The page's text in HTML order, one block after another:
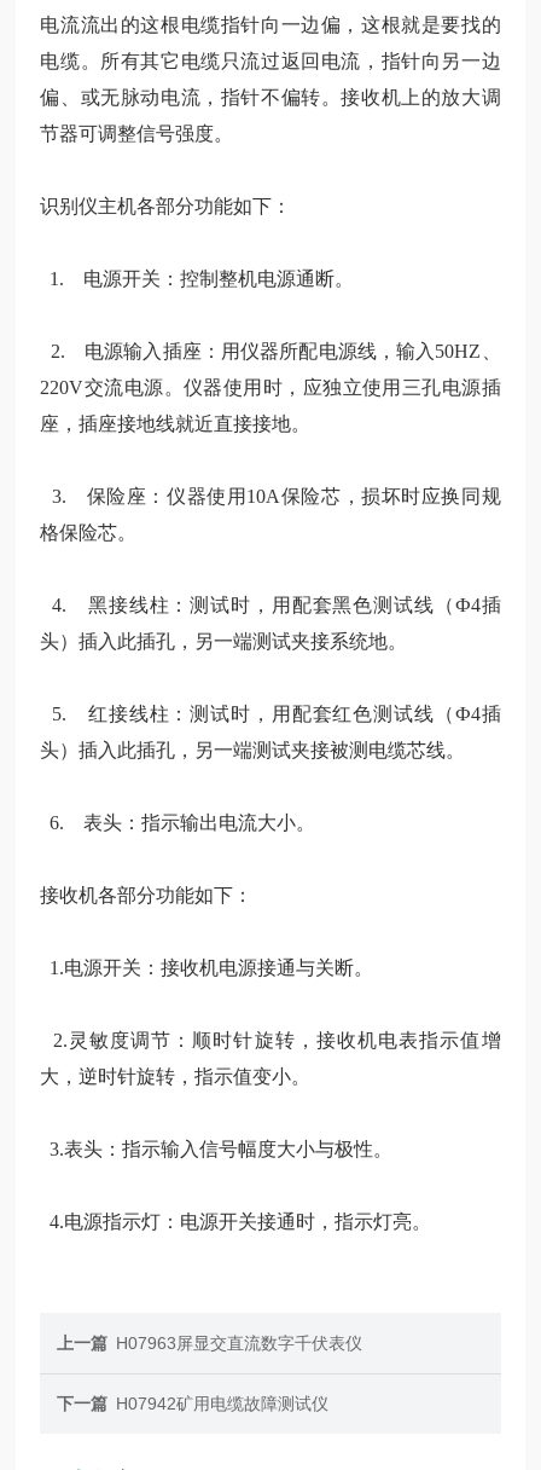
电流流出的这根电缆指针向一边偏，这根就是要找的
电缆。所有其它电缆只流过返回电流，指针向另一边
偏、或无脉动电流，指针不偏转。接收机上的放大调
节器可调整信号强度。
识别仪主机各部分功能如下：
1. 电源开关：控制整机电源通断。
2. 电源输入插座：用仪器所配电源线，输入50HZ、
220V交流电源。仪器使用时，应独立使用三孔电源插
座，插座接地线就近直接接地。
3. 保险座：仪器使用10A保险芯，损坏时应换 同规
格保险芯。
4. 黑接线柱：测试时，用配套黑色测试线（Ф4插
头）插入此插孔，另一端测试夹接系统地。
5. 红接线柱：测试时，用配套红色测试线（Ф4插
头）插入此插孔，另一端测试夹接被测电缆芯线。
6. 表头：指示输出电流大小。
接收机各部分功能如下：
1.电源开关：接收机电源接通与关断。
2.灵敏度调节：顺时针旋转，接收机电表指示值增
大，逆时针旋转，指示值变小。
3.表头：指示输入信号幅度大小与极性。
4.电源指示灯：电源开关接通时，指示灯亮。
上一篇 H07963屏显交直流数字千伏表仪
下一篇 H07942矿用电缆故障测试仪